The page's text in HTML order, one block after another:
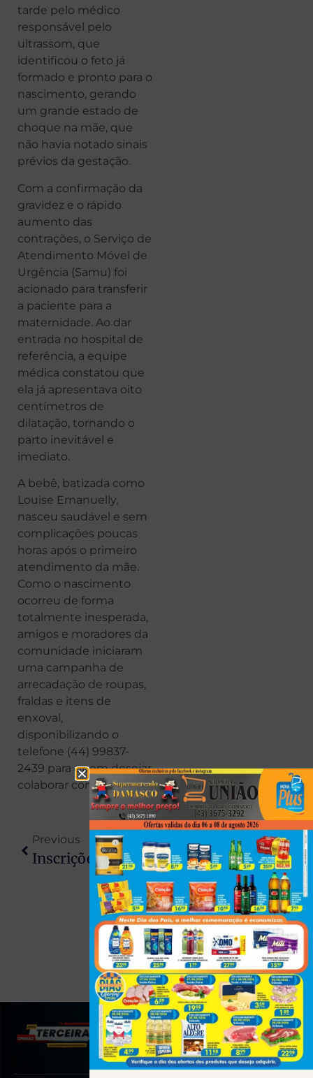
tarde pelo médico
responsável pelo
ultrassom, que
identificou o feto já
formado e pronto para o
nascimento, gerando
um grande estado de
choque na mãe, que
não havia notado sinais
prévios da gestação.
Com a confirmação da
gravidez e o rápido
aumento das
contrações, o Serviço de
Atendimento Móvel de
Urgência (Samu) foi
acionado para transferir
a paciente para a
maternidade. Ao dar
entrada no hospital de
referência, a equipe
médica constatou que
ela já apresentava oito
centímetros de
dilatação, tornando o
parto inevitável e
imediato.
A bebê, batizada como
Louise Emanuelly,
nasceu saudável e sem
complicações poucas
horas após o primeiro
atendimento da mãe.
Como o nascimento
ocorreu de forma
totalmente inesperada,
amigos e moradores da
comunidade iniciaram
uma campanha de
arrecadação de roupas,
fraldas e itens de
enxoval,
disponibilizando o
telefone (44) 99837-
2439 para quem desejar
colaborar com a família.
Previous
Inscrições Para O Vestibular UEL 2027 Começam Nesta Quarta-Feira
Next
Ladrões Arrombam Loja E Furtam 70 Joias No Paraná
(43) 991545950